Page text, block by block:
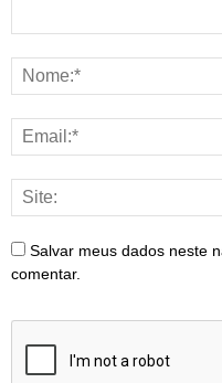
Salvar meus dados neste
comentar.